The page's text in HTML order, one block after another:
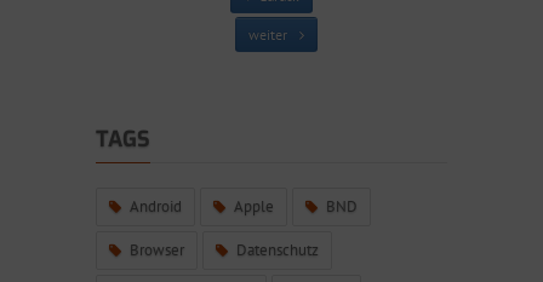
weiter
TAGS
Android Apple BND
Browser Datenschutz